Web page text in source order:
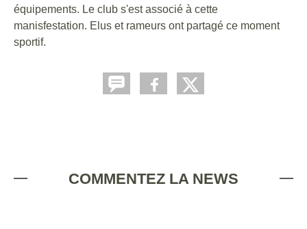
équipements. Le club s'est associé à cette
manisfestation. Elus et rameurs ont partagé ce moment
sportif.
COMMENTEZ LA NEWS